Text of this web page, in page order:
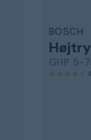
BOSCH
GHP 5-